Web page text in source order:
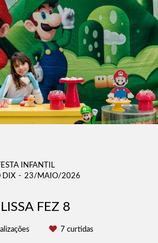
INFANTIL
DIX
23/MAIO/2026
FEZ 8
7 curtidas